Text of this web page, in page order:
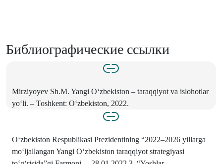
Библиографические ссылки
Mirziyoyev Sh.M. Yangi O‘zbekiston – taraqqiyot va islohotlar
yo‘li. – Toshkent: O‘zbekiston, 2022.
O‘zbekiston Respublikasi Prezidentining “2022–2026 yillarga
mo‘ljallangan Yangi O‘zbekiston taraqqiyot strategiyasi